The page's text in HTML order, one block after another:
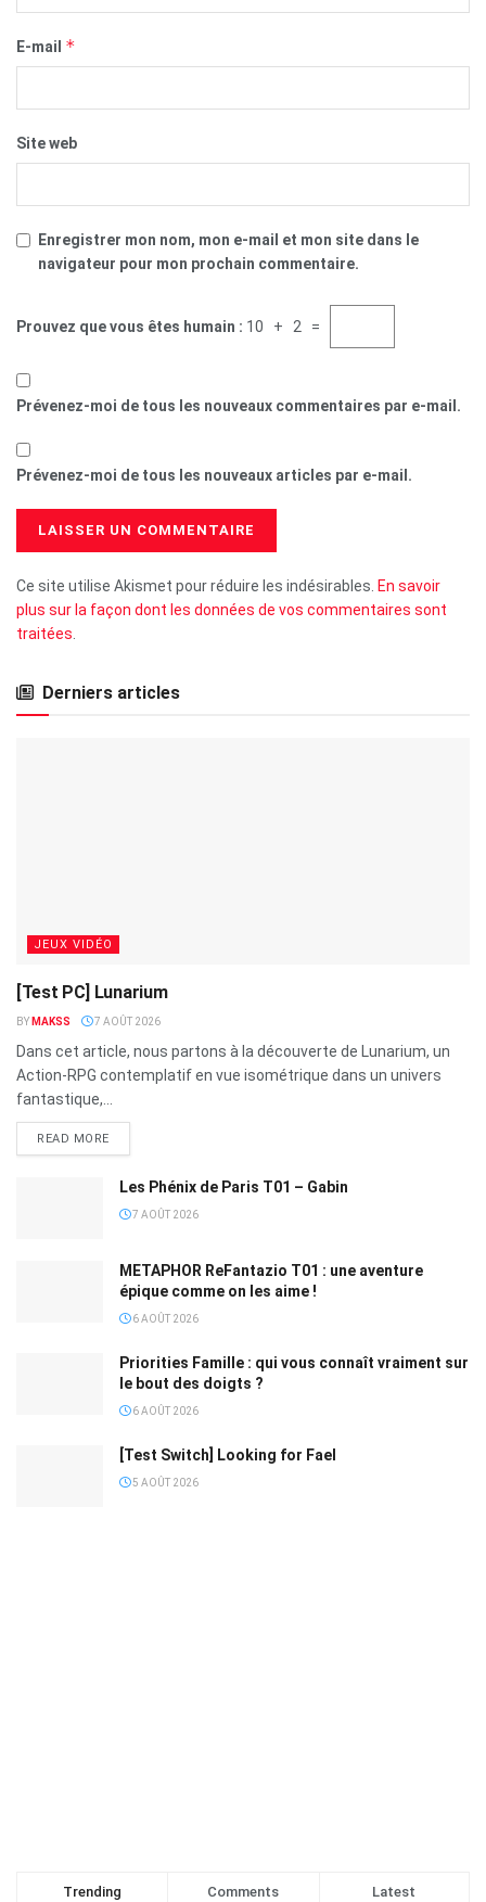
E-mail *
Site web
Enregistrer mon nom, mon e-mail et mon site dans le
navigateur pour mon prochain commentaire.
Prouvez que vous êtes humain : 10 + 2 =
Prévenez-moi de tous les nouveaux commentaires par e-mail.
Prévenez-moi de tous les nouveaux articles par e-mail.
Ce site utilise Akismet pour réduire les indésirables. En savoir
plus sur la façon dont les données de vos commentaires sont
traitées.
Derniers articles
JEUX VIDÉO
[Test PC] Lunarium
BY MAKSS 7 AOÛT 2026
Dans cet article, nous partons à la découverte de Lunarium, un
Action-RPG contemplatif en vue isométrique dans un univers
fantastique,...
READ MORE
Les Phénix de Paris T01 – Gabin
7 AOÛT 2026
METAPHOR ReFantazio T01 : une aventure
épique comme on les aime !
6 AOÛT 2026
Priorities Famille : qui vous connaît vraiment sur
le bout des doigts ?
6 AOÛT 2026
[Test Switch] Looking for Fael
5 AOÛT 2026
Trending Comments Latest